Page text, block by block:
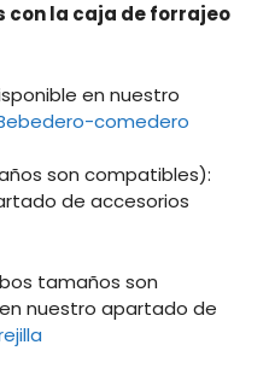
con la caja de forrajeo
en nuestro
comedero
son compatibles):
de accesorios
tamaños son
nuestro apartado de